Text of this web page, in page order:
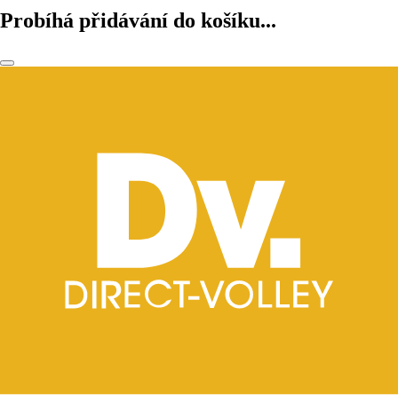
Probíhá přidávání do košíku...